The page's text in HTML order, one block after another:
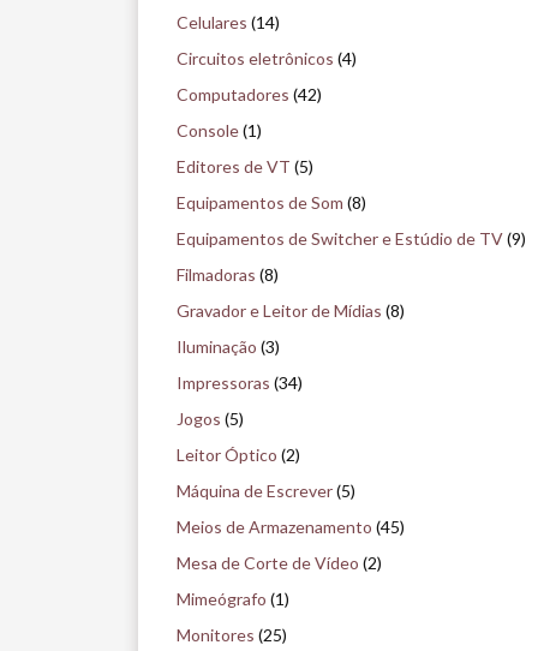
Celulares (14)
Circuitos eletrônicos (4)
Computadores (42)
Console(1)
Editores de VT (5)
Equipamentos de Som (8)
Equipamentos de Switcher e Estúdio de TV(9)
Filmadoras (8)
Gravador e Leitor de Mídias (8)
Iluminação (3)
Impressoras (34)
Jogos (5)
Leitor Óptico (2)
Máquina de Escrever(5)
Meios de Armazenamento (45)
Mesa de Corte de Vídeo (2)
Mimeógrafo (1)
Monitores (25)